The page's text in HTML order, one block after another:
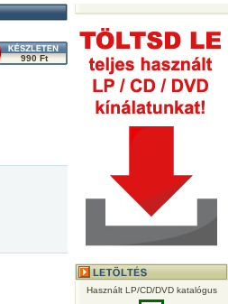
990 Ft
Használt LP/CD/DVD katalógus